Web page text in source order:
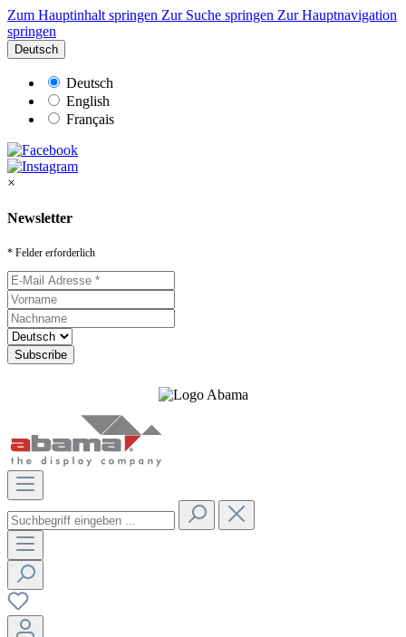
Zum Hauptinhalt springen Zur Suche springen Zur Hauptnavigation
springen
Deutsch
Deutsch
English
Français
×
Newsletter
* Felder erforderlich